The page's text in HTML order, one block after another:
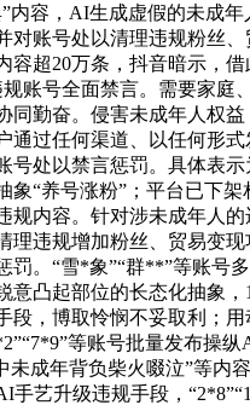
内容，AI生成虚假的未成年
对账号处以清理违规粉丝
容超20万条，抖音暗示，借
规账号全面禁言。需要家庭
同勤奋。侵害未成年人权
通过任何渠道、以任何形式
号处以禁言惩罚。具体表
象“养号涨粉”；平台已下
规内容。针对涉未成年人
理违规增加粉丝、贸易变
罚。“雪*象”“群**”等账号
意凸起部位的长态化抽象
段，博取怜悯不妥取利；
等账号批量发布操
未成年背负柴火啜泣”等内
手艺升级违规手段，